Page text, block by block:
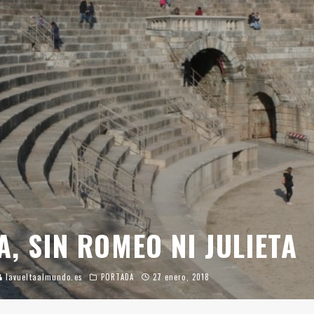
SIN ROMEO NI JULIETA
lavueltaalmundo.es PORTADA 27 enero, 2018